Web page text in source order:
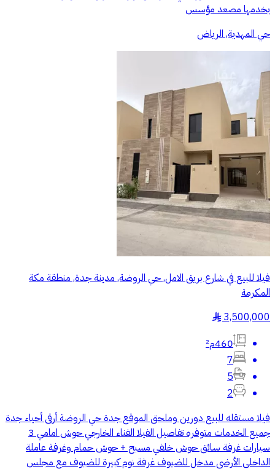
يخدمها مصعد مؤسس
حي المهدية, الرياض
فيلا للبيع في شارع بريق الامل, حي الروضة, مدينة جدة, منطقة مكة
المكرمة
3,500,000
§
460م²
7
5
2
فيلا مستقله للبيع دورين وملحق الموقع جدة حي الروضة أرقى أحياء جدة
جميع الخدمات متوفره تفاصيل الفيلا الفناء الخارجي حوش امامي 3
سيارات غرفة سائق حوش خلفي مسبح + حوش حمام وغرفة عاملة
الداخلي الأرضي مدخل للضيوف غرفة نوم كبيرة للضيوف مع مجلس